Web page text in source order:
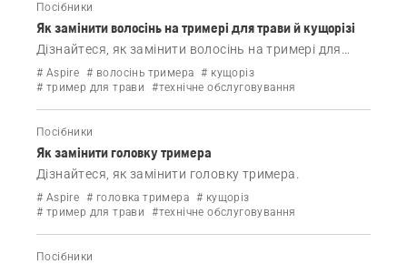
Посібники
Як замінити волосінь на тримері для трави й кущорізі
Дізнайтеся, як замінити волосінь на тримері для
трави й кущорізі.
# Aspire # волосінь тримера
# кущоріз
# тример для трави
#технічне обслуговування
Посібники
Як замінити головку тримера
Дізнайтеся, як замінити головку тримера.
# Aspire # головка тримера # кущоріз
# тример для трави
#технічне обслуговування
Посібники